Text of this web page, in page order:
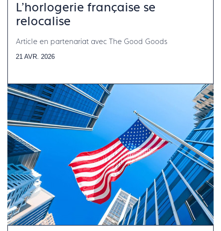
L'horlogerie française se
relocalise
Article en partenariat avec The Good Goods
21 AVR. 2026